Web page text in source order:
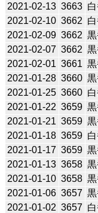
2021-02-13 3663
2021-02-10 3662
2021-02-09 3662
2021-02-07 3662
2021-02-01 3661
2021-01-28 3660
2021-01-25 3660
2021-01-22 3659
2021-01-21 3659
2021-01-18 3659
2021-01-17 3659
2021-01-13 3658
2021-01-10 3658
2021-01-06 3657
2021-01-02 3657